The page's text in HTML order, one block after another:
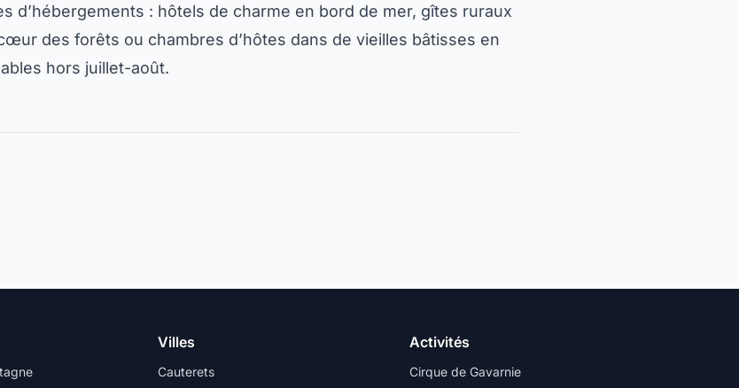
d’hébergements : hôtels de charme en bord de mer, gîtes ruraux
des forêts ou chambres d’hôtes dans de vieilles bâtisses en
hors juillet-août.
Villes
Cauterets
Activités
Cirque de Gavarnie